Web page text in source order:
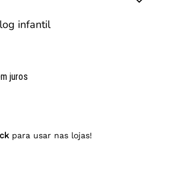
infantil
juros
para usar nas lojas!